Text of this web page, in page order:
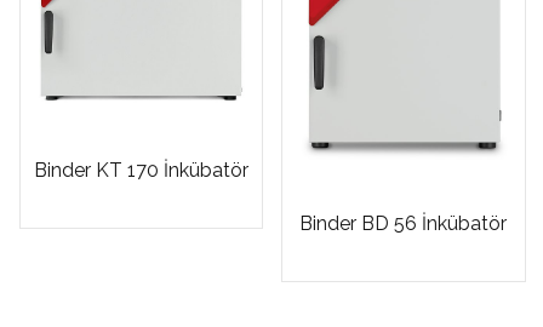
Binder KT 170 İnkübatör
Binder BD 56 İnkübatör